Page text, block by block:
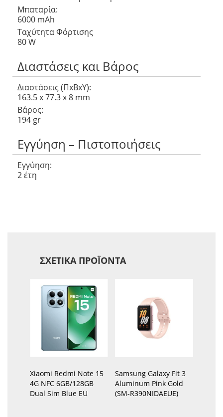
Μπαταρία:
6000 mAh
Ταχύτητα Φόρτισης
80 W
Διαστάσεις και Βάρος
Διαστάσεις (ΠxΒxΥ):
163.5 x 77.3 x 8 mm
Βάρος:
194 gr
Εγγύηση – Πιστοποιήσεις
Εγγύηση:
2 έτη
ΣΧΕΤΙΚΆ ΠΡΟΪΌΝΤΑ
Xiaomi Redmi Note 15
4G NFC 6GB/128GB
Dual Sim Blue EU
Samsung Galaxy Fit 3
Aluminum Pink Gold
(SM-R390NIDAEUE)